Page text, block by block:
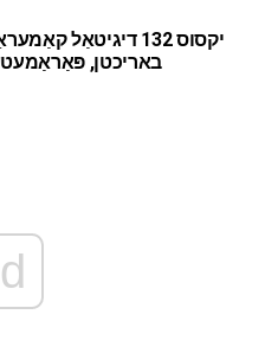
יקסוס 132 דיגיטאַל
באריכטן,